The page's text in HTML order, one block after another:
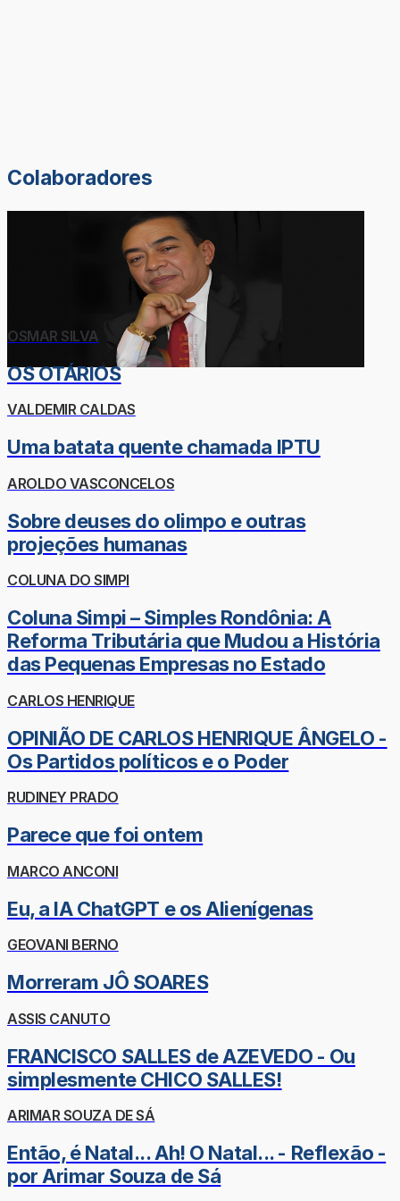
Colaboradores
OSMAR SILVA
OS OTÁRIOS
VALDEMIR CALDAS
Uma batata quente chamada IPTU
AROLDO VASCONCELOS
Sobre deuses do olimpo e outras
projeções humanas
COLUNA DO SIMPI
Coluna Simpi – Simples Rondônia: A
Reforma Tributária que Mudou a História
das Pequenas Empresas no Estado
CARLOS HENRIQUE
OPINIÃO DE CARLOS HENRIQUE ÂNGELO -
Os Partidos políticos e o Poder
RUDINEY PRADO
Parece que foi ontem
MARCO ANCONI
Eu, a IA ChatGPT e os Alienígenas
GEOVANI BERNO
Morreram JÔ SOARES
ASSIS CANUTO
FRANCISCO SALLES de AZEVEDO - Ou
simplesmente CHICO SALLES!
ARIMAR SOUZA DE SÁ
Então, é Natal... Ah! O Natal... - Reflexão -
por Arimar Souza de Sá